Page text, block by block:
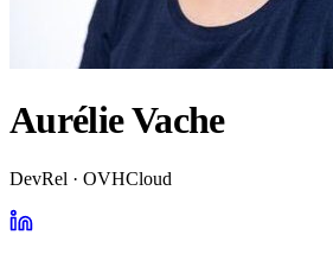
Aurélie Vache
DevRel · OVHCloud